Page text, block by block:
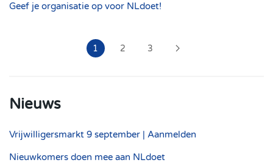
Geef je organisatie op voor NLdoet!
1 2 3
Nieuws
Vrijwilligersmarkt 9 september | Aanmelden
Nieuwkomers doen mee aan NLdoet